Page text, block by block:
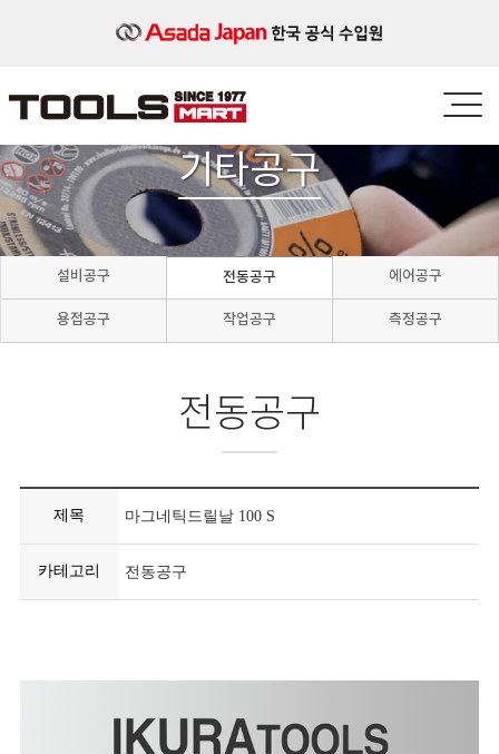
기타공구
설비공구 전동공구 에어공구
용접공구 작업공구 측정공구
전동공구
제목 마그네틱드릴날 100 S
카테고리 전동공구